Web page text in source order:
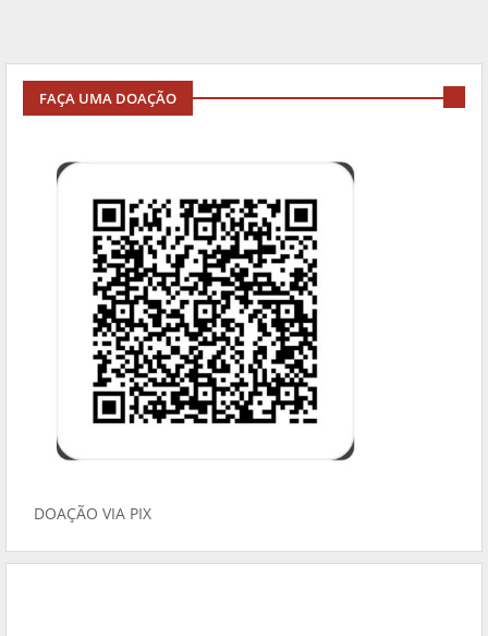
FAÇA UMA DOAÇÃO
DOAÇÃO VIA PIX